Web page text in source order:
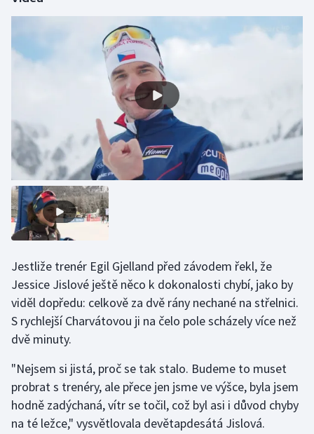
Jestliže trenér Egil Gjelland před závodem řekl, že
Jessice Jislové ještě něco k dokonalosti chybí, jako by
viděl dopředu: celkově za dvě rány nechané na střelnici.
S rychlejší Charvátovou ji na čelo pole scházely více než
dvě minuty.
"Nejsem si jistá, proč se tak stalo. Budeme to muset
probrat s trenéry, ale přece jen jsme ve výšce, byla jsem
hodně zadýchaná, vítr se točil, což byl asi i důvod chyby
na té ležce," vysvětlovala devětapdesátá Jislová.